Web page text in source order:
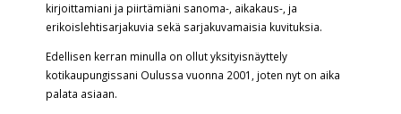
kirjoittamiani ja piirtämiäni sanoma-, aikakaus-, ja
erikoislehtisarjakuvia sekä sarjakuvamaisia kuvituksia.
Edellisen kerran minulla on ollut yksityisnäyttely
kotikaupungissani Oulussa vuonna 2001, joten nyt on aika
palata asiaan.